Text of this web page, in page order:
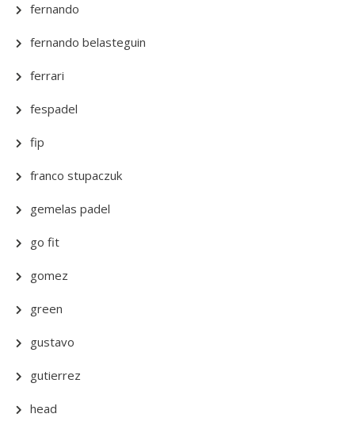
fernando
fernando belasteguin
ferrari
fespadel
fip
franco stupaczuk
gemelas padel
go fit
gomez
green
gustavo
gutierrez
head